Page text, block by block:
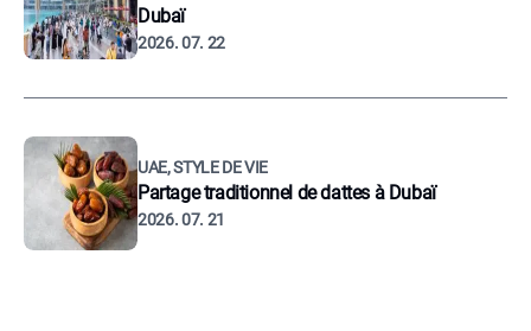
Dubaï
2026. 07. 22
UAE, STYLE DE VIE
Partage traditionnel de dattes à Dubaï
2026. 07. 21